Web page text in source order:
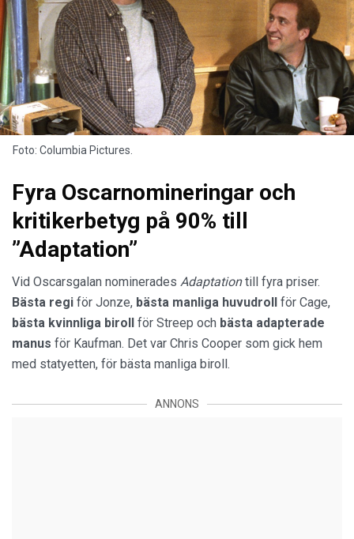
Foto: Columbia Pictures.
Fyra Oscarnomineringar och
kritikerbetyg på 90% till
”Adaptation”
Vid Oscarsgalan nominerades Adaptationtill fyra priser.
Bästa regi för Jonze, bästa manliga huvudroll
för Cage,
bästa kvinnliga biroll
för Streep och bästa adapterade
manus för Kaufman. Det var Chris Cooper som gick hem
med statyetten, för bästa manliga biroll.
ANNONS